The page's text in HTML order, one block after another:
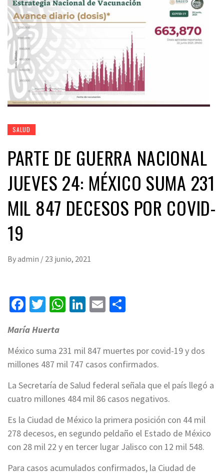
SALUD
PARTE DE GUERRA NACIONAL
JUEVES 24: MÉXICO SUMA 231
MIL 847 DECESOS POR COVID-
19
Byadmin / 23 junio, 2021
Facebook
Twitter
WhatsApp
LinkedIn
Email
María Huerta
México suma 231 mil 847 muertes por covid-19 y dos
millones 487 mil 747 casos confirmados.
La Secretaría de Salud federal señala que el país llegó a
cuatro millones 484 mil 86 casos negativos.
Es la Ciudad de México la primera posición con 44 mil
278 decesos, en segundo peldaño el Estado de México
con 28 mil 22 y en tercer lugar Jalisco con 12 mil 548.
Para casos acumulados confirmados, la Ciudad de